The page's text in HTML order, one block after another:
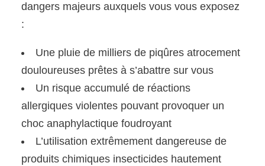
dangers majeurs auxquels vous vous exposez
:
Une pluie de milliers de piqûres atrocement
douloureuses prêtes à s’abattre sur vous
Un risque accumulé de réactions
allergiques violentes pouvant provoquer un
choc anaphylactique foudroyant
L’utilisation extrêmement dangereuse de
produits chimiques insecticides hautement